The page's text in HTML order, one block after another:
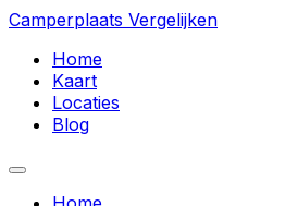
Camperplaats Vergelijken
Home
Kaart
Locaties
Blog